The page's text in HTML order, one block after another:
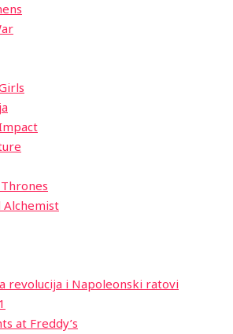
Alchemist
revolucija i Napoleonski ratovi
at Freddy’s